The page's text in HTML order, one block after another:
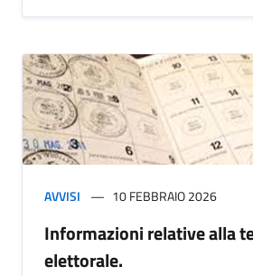
AVVISI 10 FEBBRAIO 2026
Informazioni relative alla
elettorale.